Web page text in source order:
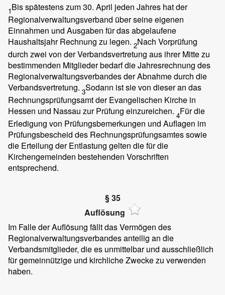
1Bis spätestens zum 30. April jeden Jahres hat der
Regionalverwaltungsverband über seine eigenen
Einnahmen und Ausgaben für das abgelaufene
Haushaltsjahr Rechnung zu legen. 2Nach Vorprüfung
durch zwei von der Verbandsvertretung aus ihrer Mitte zu
bestimmenden Mitglieder bedarf die Jahresrechnung des
Regionalverwaltungsverbandes der Abnahme durch die
Verbandsvertretung. 3Sodann ist sie von dieser an das
Rechnungsprüfungsamt der Evangelischen Kirche in
Hessen und Nassau zur Prüfung einzureichen. 4Für die
Erledigung von Prüfungsbemerkungen und Auflagen im
Prüfungsbescheid des Rechnungsprüfungsamtes sowie
die Erteilung der Entlastung gelten die für die
Kirchengemeinden bestehenden Vorschriften
entsprechend.
§ 35
Auflösung
Im Falle der Auflösung fällt das Vermögen des
Regionalverwaltungsverbandes anteilig an die
Verbandsmitglieder, die es unmittelbar und ausschließlich
für gemeinnützige und kirchliche Zwecke zu verwenden
haben.